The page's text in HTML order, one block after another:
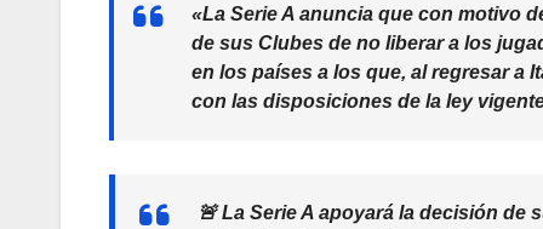
«La Serie A anuncia que con motivo
de sus Clubes de no liberar a los
en los países a los que, al regresar a
con las disposiciones de la ley
🚨 La Serie A apoyará la decisión